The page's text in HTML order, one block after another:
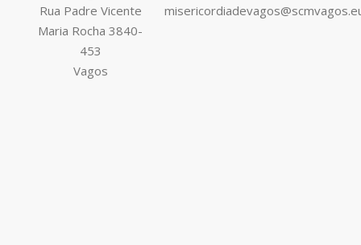
Rua Padre Vicente
Maria Rocha 3840-
453
Vagos